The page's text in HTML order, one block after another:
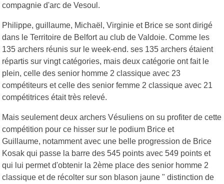
compagnie d'arc de Vesoul.
Philippe, guillaume, Michaël, Virginie et Brice se sont dirigé
dans le Territoire de Belfort au club de Valdoie. Comme les
135 archers réunis sur le week-end. ses 135 archers étaient
répartis sur vingt catégories, mais deux catégorie ont fait le
plein, celle des senior homme 2 classique avec 23
compétiteurs et celle des senior femme 2 classique avec 21
compétitrices était très relevé.
Mais seulement deux archers Vésuliens on su profiter de cette
compétition pour ce hisser sur le podium Brice et
Guillaume, notamment avec une belle progression de Brice
Kosak qui passe la barre des 545 points avec 549 points et
qui lui permet d'obtenir la 2ème place des senior homme 2
classique et de récolter sur son blason jaune " distinction de